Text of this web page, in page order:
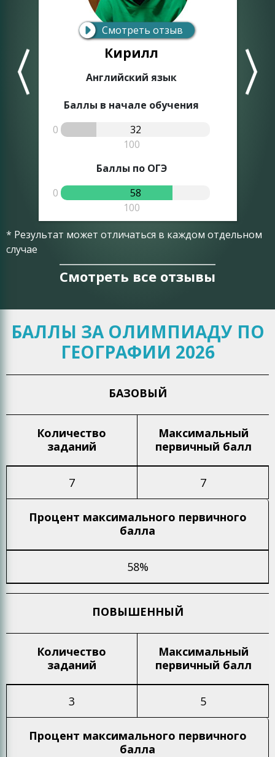
Смотреть отзыв
Кирилл
Английский язык
Баллы в начале обучения
0
32
100
Баллы по ОГЭ
0
58
100
* Результат может отличаться в каждом отдельном
случае
Смотреть все отзывы
БАЛЛЫ ЗА ОЛИМПИАДУ ПО
ГЕОГРАФИИ 2026
БАЗОВЫЙ
Количество
заданий
Максимальный
первичный балл
7 7
Процент максимального первичного
балла
58%
ПОВЫШЕННЫЙ
Количество
заданий
Максимальный
первичный балл
3 5
Процент максимального первичного
балла